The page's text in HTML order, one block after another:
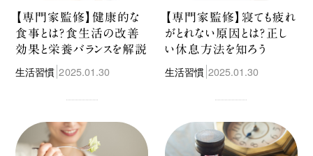
【専門家監修】健康的な
食事とは？食生活の改善
効果と栄養バランスを解説
生活習慣 2025.01.30
【専門家監修】寝ても疲れ
がとれない原因とは？正し
い休息方法を知ろう
生活習慣 2025.01.30